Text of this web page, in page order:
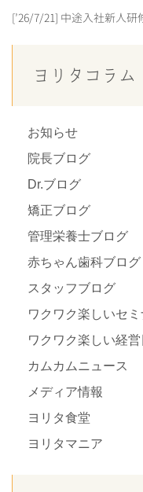
[’26/7/21] 中途入社新人
ヨリタコラム
お知らせ
院長ブログ
Dr.ブログ
矯正ブログ
管理栄養士ブログ
赤ちゃん歯科ブログ
スタッフブログ
ワクワク楽しいセ
ワクワク楽しい経
カムカムニュース
メディア情報
ヨリタ食堂
ヨリタマニア